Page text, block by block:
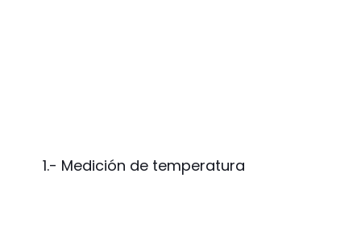
1.- Medición de temperatura